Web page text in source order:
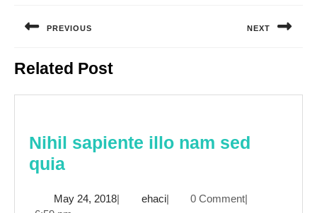
navigation
PREVIOUS
post:
NEXT
Related Post
Nihil sapiente illo nam sed
quiaNihil
illo
May 24, 2018May
| ehaciehaci
| 0 Comment|